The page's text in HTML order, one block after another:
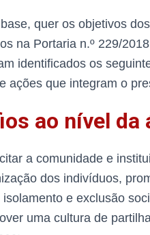
quer os objetivos
na Portaria n.º 229/
identificados os
ações que integram o
ao nível da
a comunidade e
dos indivíduos,
isolamento e exclusão
uma cultura de